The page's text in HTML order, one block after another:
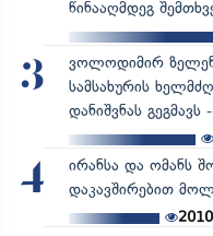
წინააღმდეგ
3
ვოლოდიმირ
სამსახურის
დანიშვნას გეგმავს
4
ირანსა და ომანს
დაკავშირებით
2010